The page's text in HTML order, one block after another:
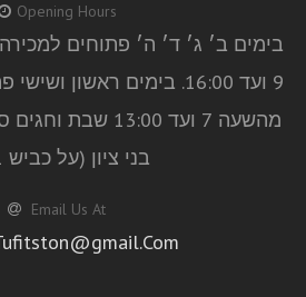
Opening Hours
בימים ב׳ ג׳ ד׳ ה׳ פתוחים
9 ועד 16:00. בימים ראשון
מהשעה 7 ועד 13:00
בני ציון (על כביש 551)
Email Us At